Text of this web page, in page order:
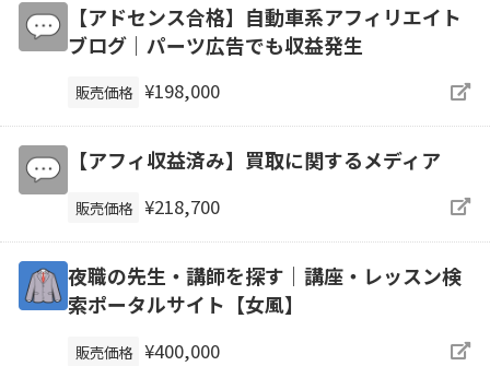
【アドセンス合格】自動車系アフィリエイト
ブログ｜パーツ広告でも収益発生
販売価格 ¥198,000
【アフィ収益済み】買取に関するメディア
販売価格 ¥218,700
夜職の先生・講師を探す｜講座・レッスン検
索ポータルサイト【女風】
販売価格 ¥400,000